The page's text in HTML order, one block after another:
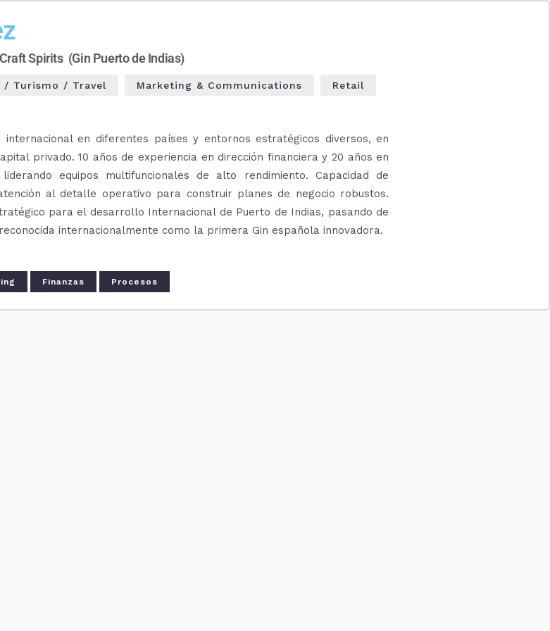
Spirits (Gin Puerto de Indias)
/ Turismo / Travel Marketing & Communications Retail
internacional en diferentes países y entornos estratégicos diversos, en
privado. 10 años de experiencia en dirección financiera y 20 años en
equipos multifuncionales de alto rendimiento. Capacidad de
al detalle operativo para construir planes de negocio robustos.
para el desarrollo Internacional de Puerto de Indias, pasando de
internacionalmente como la primera Gin española innovadora.
Finanzas Procesos